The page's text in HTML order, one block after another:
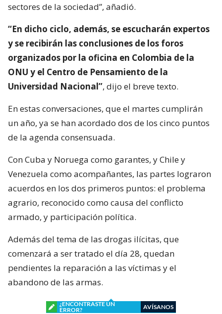
sectores de la sociedad”, añadió.
“En dicho ciclo, además, se escucharán expertos
y se recibirán las conclusiones de los foros
organizados por la oficina en Colombia de la
ONU y el Centro de Pensamiento de la
Universidad Nacional”, dijo el breve texto.
En estas conversaciones, que el martes cumplirán
un año, ya se han acordado dos de los cinco puntos
de la agenda consensuada.
Con Cuba y Noruega como garantes, y Chile y
Venezuela como acompañantes, las partes lograron
acuerdos en los dos primeros puntos: el problema
agrario, reconocido como causa del conflicto
armado, y participación política.
Además del tema de las drogas ilícitas, que
comenzará a ser tratado el día 28, quedan
pendientes la reparación a las víctimas y el
abandono de las armas.
¿ENCONTRASTE UN
ERROR?
AVÍSANOS